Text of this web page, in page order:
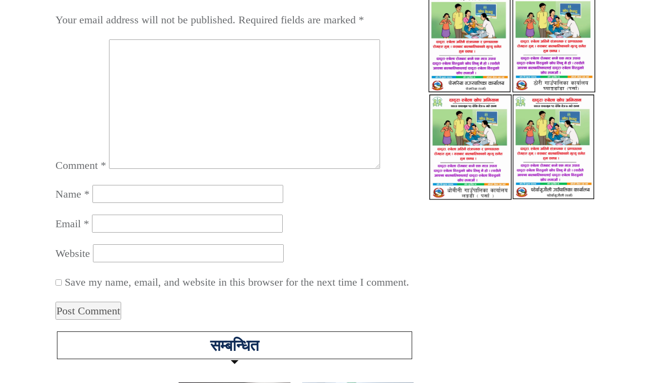
Your email address will not be published. Required fields are marked *
Comment *
Name *
Email *
Website
Save my name, email, and website in this browser for the next time I comment.
सम्बन्धित